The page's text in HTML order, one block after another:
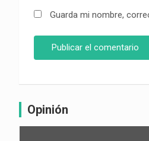
Guarda mi nombre,
Opinión